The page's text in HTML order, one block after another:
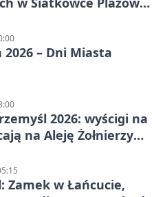
– Dni Miasta
2026: wyścigi na
na Aleję Żołnierzy
Zamek w Łańcucie,